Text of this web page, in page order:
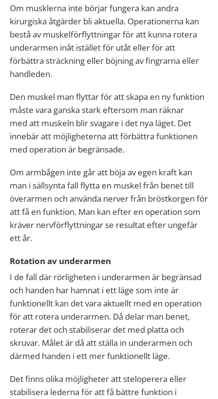
Om musklerna inte börjar fungera kan andra
kirurgiska åtgärder bli aktuella. Operationerna kan
bestå av muskelförflyttningar för att kunna rotera
underarmen inåt istället för utåt eller för att
förbättra sträckning eller böjning av fingrarna eller
handleden.
Den muskel man flyttar för att skapa en ny funktion
måste vara ganska stark eftersom man räknar
med att muskeln blir svagare i det nya läget. Det
innebär att möjligheterna att förbättra funktionen
med operation är begränsade.
Om armbågen inte går att böja av egen kraft kan
man i sällsynta fall flytta en muskel från benet till
överarmen och använda nerver från bröstkorgen för
att få en funktion. Man kan efter en operation som
kräver nervförflyttningar se resultat efter ungefär
ett år.
Rotation av underarmen
I de fall där rörligheten i underarmen är begränsad
och handen har hamnat i ett läge som inte är
funktionellt kan det vara aktuellt med en operation
för att rotera underarmen. Då delar man benet,
roterar det och stabiliserar det med platta och
skruvar. Målet är då att ställa in underarmen och
därmed handen i ett mer funktionellt läge.
Det finns olika möjligheter att steloperera eller
stabilisera lederna för att få bättre funktion i